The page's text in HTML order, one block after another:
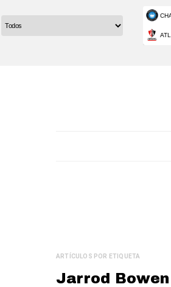
ARTÍCULOS POR ETIQUETA
Jarrod Bowen